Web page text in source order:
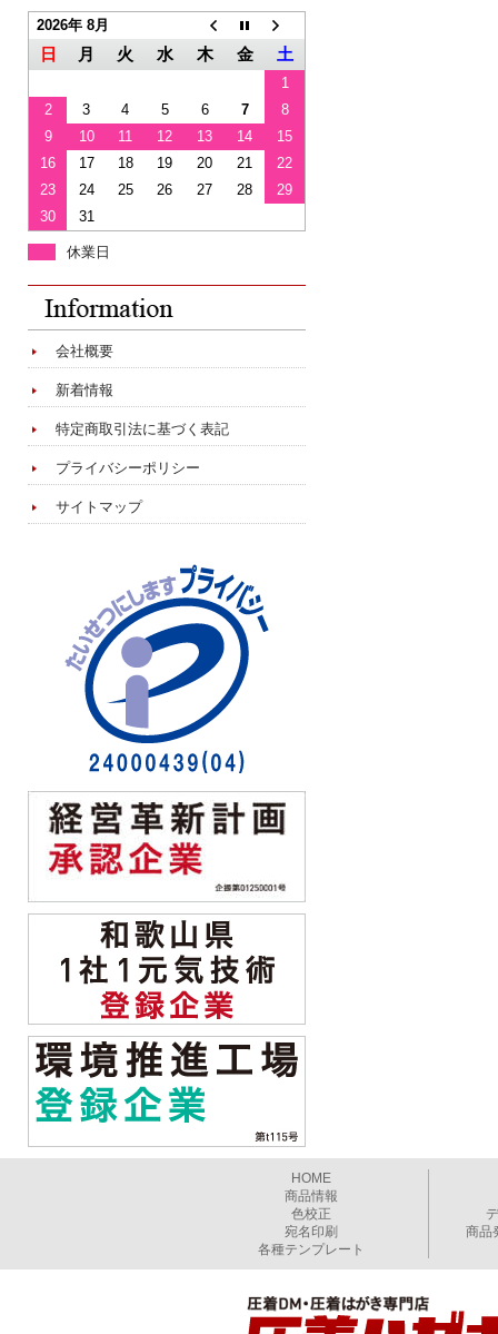
2026年 8月
日 月 火 水 木 金 土
1
2
3 4 5 6 7
8
9
10 11 12 13 14
15
16
17 18 19 20 21
22
23
24 25 26 27 28
29
30
31
休業日
会社概要
新着情報
特定商取引法に基づく表記
プライバシーポリシー
サイトマップ
HOME
商品情報
色校正
宛名印刷
各種テンプレート
商品